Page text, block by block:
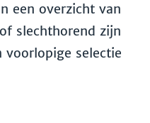
een overzicht van
slechthorend zijn
selectie